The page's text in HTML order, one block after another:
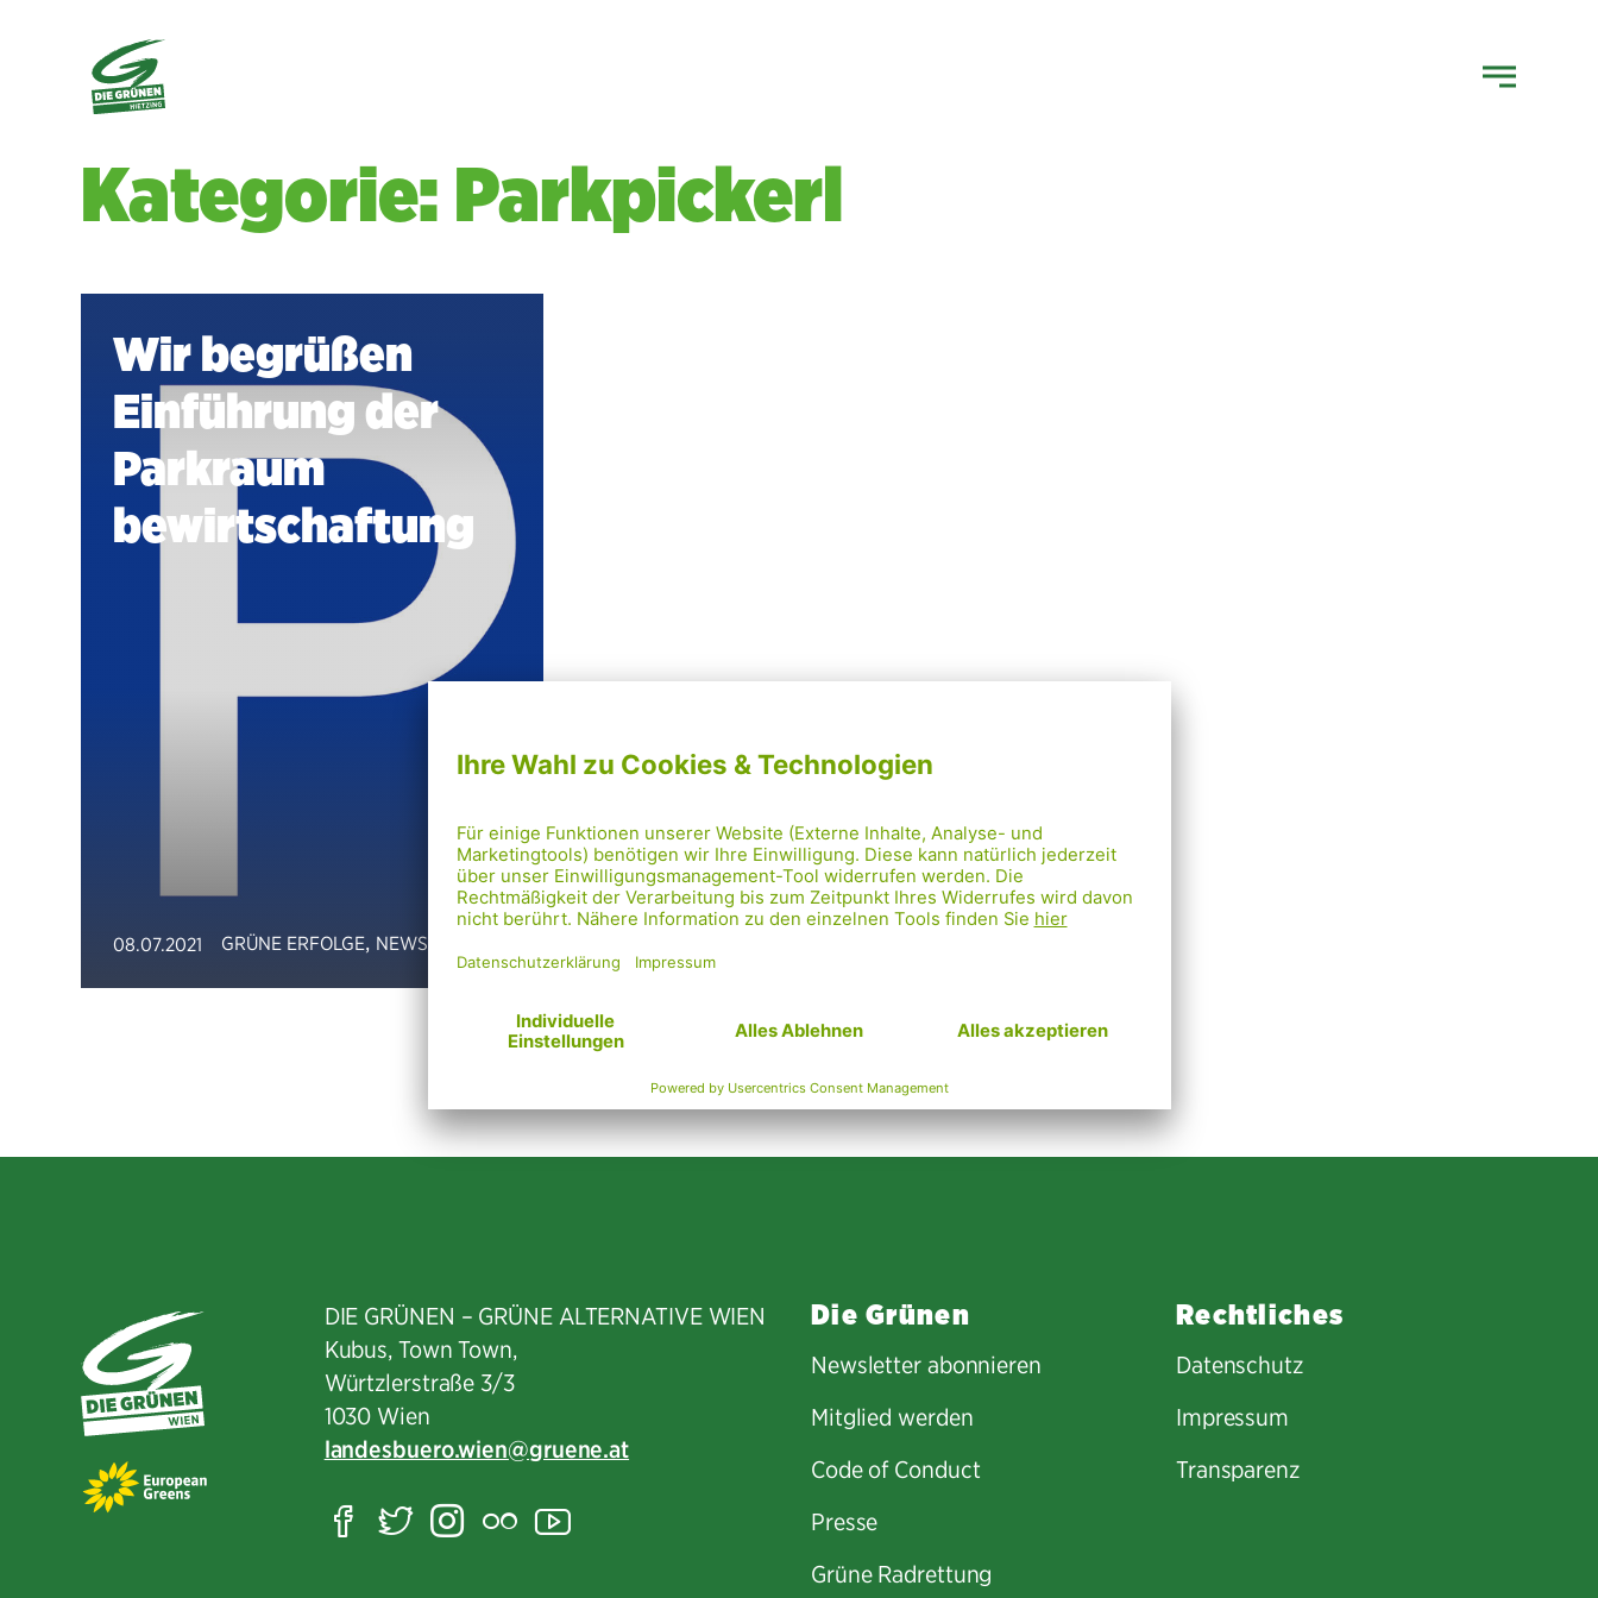
Kategorie: Parkpickerl
Wir begrüßen
Einführung der
Parkraum
bewirtschaftung
08.07.2021 GRÜNE ERFOLGE, NEWS
Mehr laden
DIE GRÜNEN – GRÜNE ALTERNATIVE WIEN
Kubus, Town Town,
Würtzlerstraße 3/3​
1030 Wien
landesbuero.wien
gruene.at
Facebook
TwitterInstagram
FlickrYouTube
Die Grünen
Newsletter abonnieren
Mitglied werden
Code of Conduct
Presse
Grüne Radrettung
Rechtliches
Datenschutz
Impressum
Transparenz